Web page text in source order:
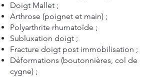
Doigt Mallet ;
Arthrose (poignet et main) ;
Polyarthrite rhumatoïde ;
Subluxation doigt ;
Fracture doigt post immobilisation ;
Déformations (boutonnières, col de
cygne) ;